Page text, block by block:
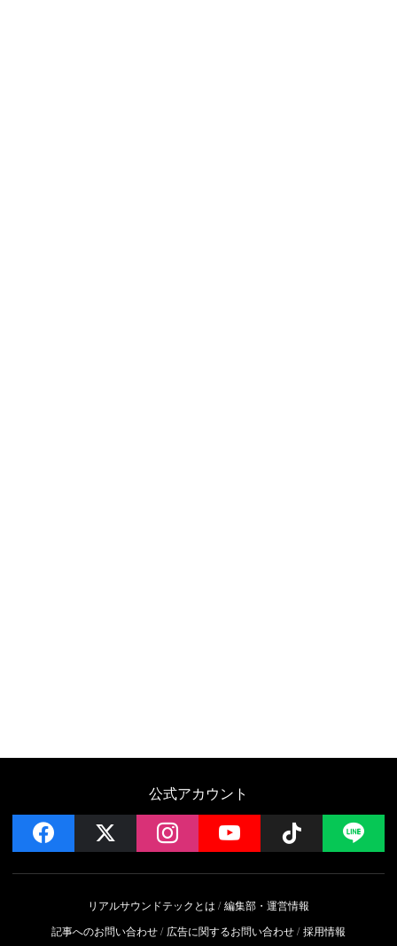
公式アカウント
facebook instagramYouTube Follow
リアルサウンドテックとは
編集部・運営情報
記事へのお問い合わせ
広告に関するお問い合わせ 採用情報